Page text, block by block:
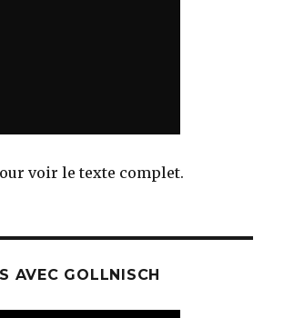
voir le texte complet.
AVEC GOLLNISCH